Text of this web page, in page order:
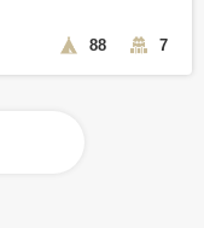
88 7